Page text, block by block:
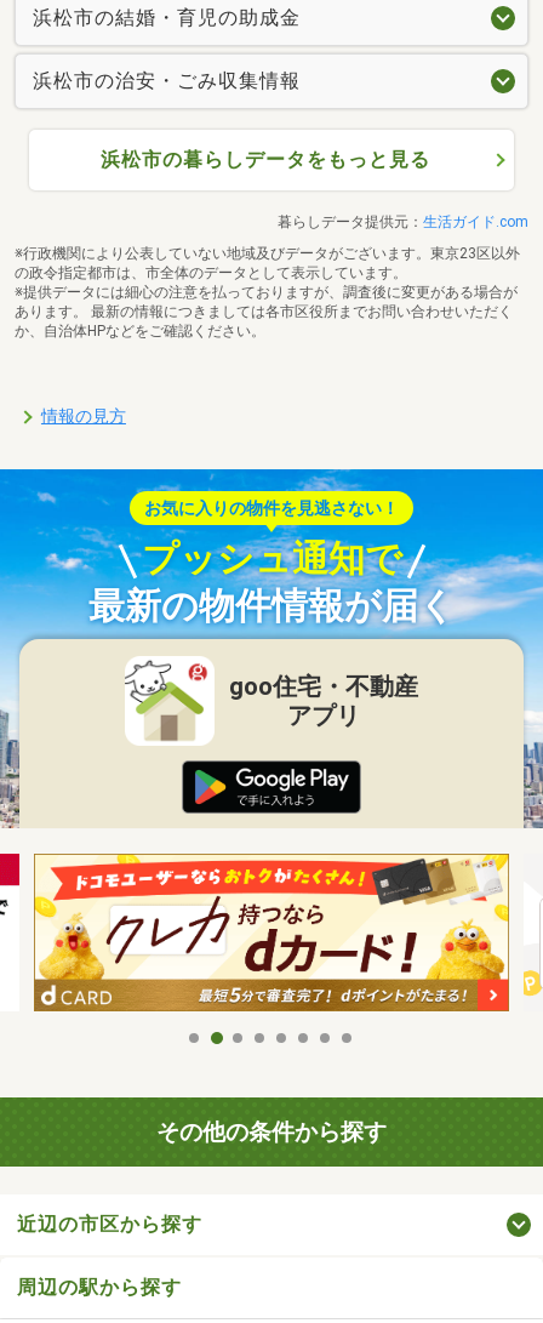
浜松市の結婚・育児の助成金
浜松市の治安・ごみ収集情報
浜松市の暮らしデータをもっと見る
暮らしデータ提供元： 生活ガイド.com
※行政機関により公表していない地域及びデータがございます。東京23区以外
の政令指定都市は、市全体のデータとして表示しています。
※提供データには細心の注意を払っておりますが、調査後に変更がある場合が
あります。 最新の情報につきましては各市区役所までお問い合わせいただく
か、自治体HPなどをご確認ください。
情報の見方
お気に入りの物件を見逃さない！
プッシュ通知で
最新の物件情報が届く
goo住宅・不動産
アプリ
その他の条件から探す
近辺の市区から探す
周辺の駅から探す